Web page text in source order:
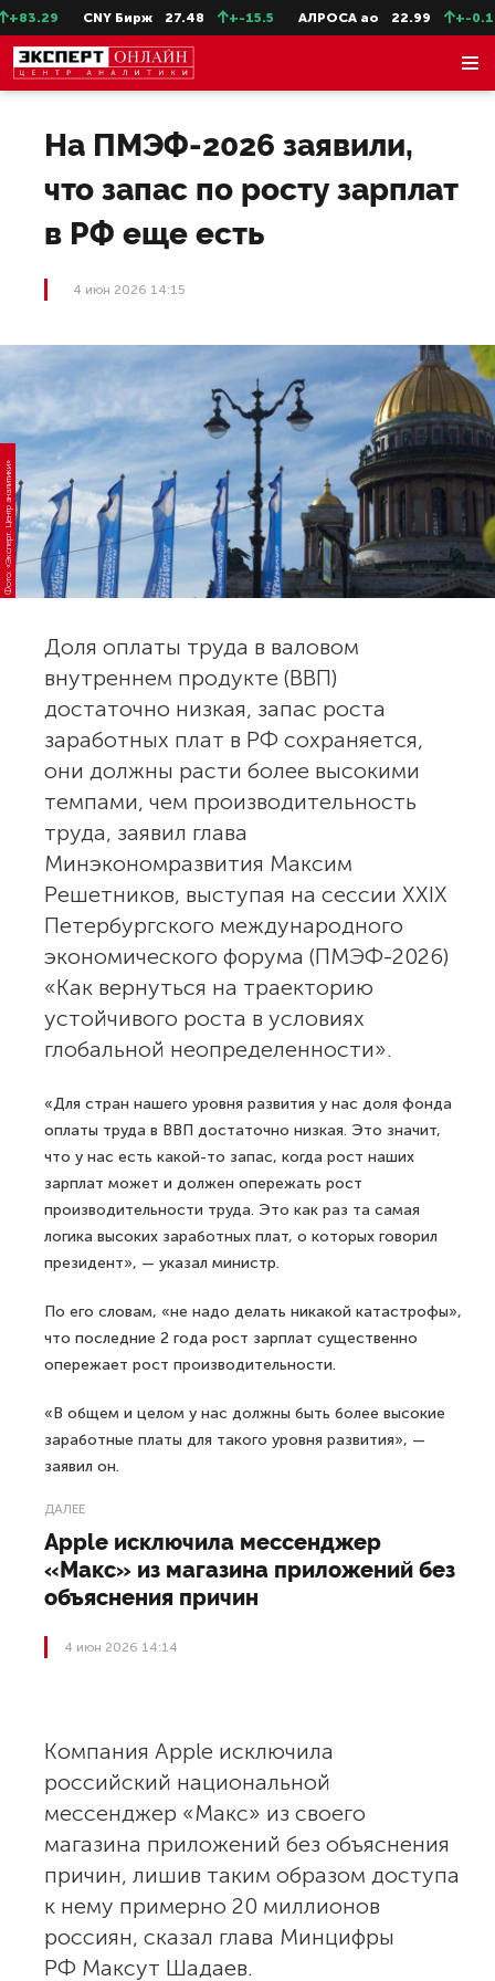
CNY Бирж 27.48 +-15.5 АЛРОСА ао 22.99 +-0.11
На ПМЭФ-2026 заявили,
что запас по росту зарплат
в РФ еще есть
4 июн 2026 14:15
Фото: «Эксперт. Центр аналитики»
Доля оплаты труда в валовом
внутреннем продукте (ВВП)
достаточно низкая, запас роста
заработных плат в РФ сохраняется,
они должны расти более высокими
темпами, чем производительность
труда, заявил глава
Минэкономразвития Максим
Решетников, выступая на сессии XXIX
Петербургского международного
экономического форума (ПМЭФ-2026)
«Как вернуться на траекторию
устойчивого роста в условиях
глобальной неопределенности».
«Для стран нашего уровня развития у нас доля фонда
оплаты труда в ВВП достаточно низкая. Это значит,
что у нас есть какой-то запас, когда рост наших
зарплат может и должен опережать рост
производительности труда. Это как раз та самая
логика высоких заработных плат, о которых говорил
президент», — указал министр.
По его словам, «не надо делать никакой катастрофы»,
что последние 2 года рост зарплат существенно
опережает рост производительности.
«В общем и целом у нас должны быть более высокие
заработные платы для такого уровня развития», —
заявил он.
ДАЛЕЕ
Apple исключила мессенджер
«Макс» из магазина приложений без
объяснения причин
4 июн 2026 14:14
Компания Apple исключила
российский национальной
мессенджер «Макс» из своего
магазина приложений без объяснения
причин, лишив таким образом доступа
к нему примерно 20 миллионов
россиян, сказал глава Минцифры
РФ Максут Шадаев.